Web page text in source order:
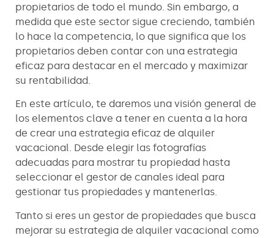
propietarios de todo el mundo. Sin embargo, a
medida que este sector sigue creciendo, también
lo hace la competencia, lo que significa que los
propietarios deben contar con una estrategia
eficaz para destacar en el mercado y maximizar
su rentabilidad.
En este artículo, te daremos una visión general de
los elementos clave a tener en cuenta a la hora
de crear una estrategia eficaz de alquiler
vacacional. Desde elegir las fotografías
adecuadas para mostrar tu propiedad hasta
seleccionar el gestor de canales ideal para
gestionar tus propiedades y mantenerlas.
Tanto si eres un gestor de propiedades que busca
mejorar su estrategia de alquiler vacacional como